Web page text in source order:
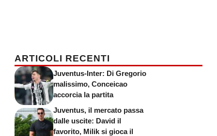
ARTICOLI RECENTI
Juventus-Inter: Di Gregorio
malissimo, Conceicao
accorcia la partita
Juventus, il mercato passa
dalle uscite: David il
favorito, Milik si gioca il